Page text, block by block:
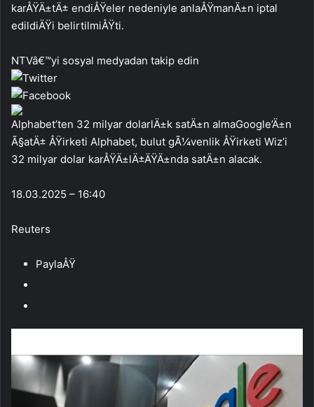
karÅŸÄ±tÄ± endiÅŸeler nedeniyle anlaÅŸmanÄ±n iptal
edildiÄŸi belirtilmiÅŸti.
NTVâ€™yi sosyal medyadan takip edin
Alphabet’ten 32 milyar dolarlÄ±k satÄ±n almaGoogle’Ä±n
Ã§atÄ± ÅŸirketi Alphabet, bulut gÃ¼venlik ÅŸirketi Wiz’i
32 milyar dolar karÅŸÄ±lÄ±ÄŸÄ±nda satÄ±n alacak.
18.03.2025 – 16:40
Reuters
PaylaÅŸ